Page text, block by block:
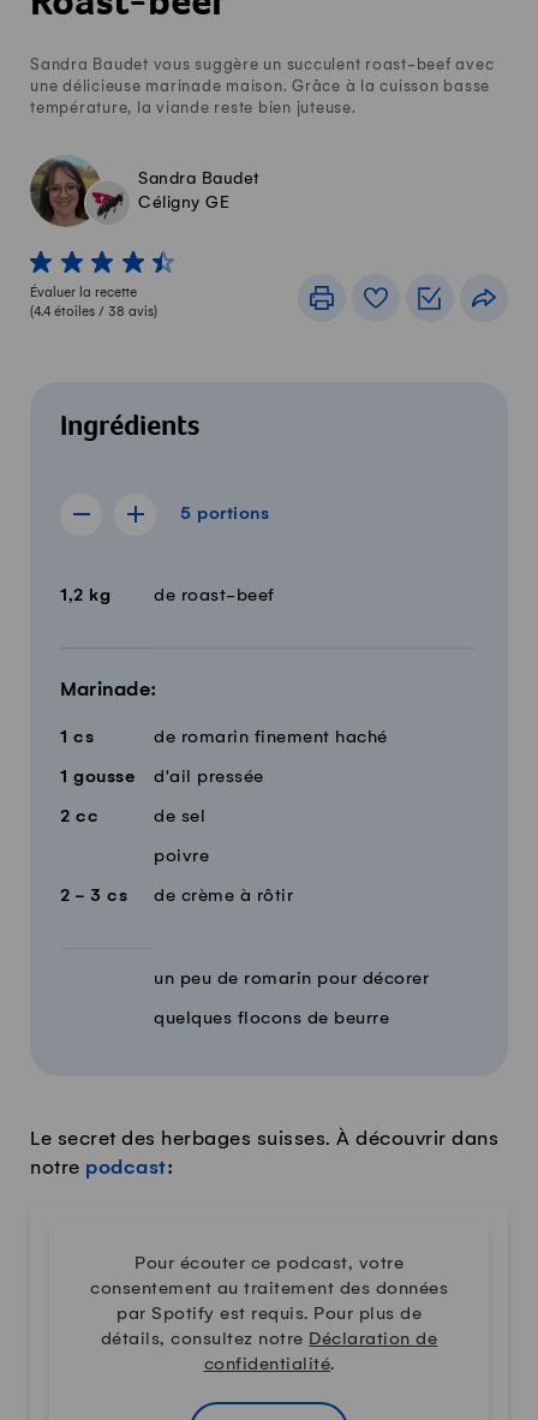
Sandra Baudet vous suggère un succulent roast-beef avec
une délicieuse marinade maison. Grâce à la cuisson basse
température, la viande reste bien juteuse.
Sandra Baudet
Céligny GE
1 von 5 étoiles
2 von 5 étoiles
3 von 5 étoiles
4 von 5 étoiles
5 von 5 étoiles
Évaluer la recette
(4.4 étoiles / 38 avis)
ImprimerLivre de recettes
Listes de
Ingrédients
5 portions
Afficher la recette de 4 portions
Afficher la recette de 6 portions
5 portions
Quantité Ingrédients
1,2 kg de roast-beef
Marinade:
1 cs de romarin finement haché
1 gousse d'ail pressée
2 cc de sel
poivre
2 - 3 cs de crème à rôtir
un peu de romarin pour décorer
quelques flocons de beurre
Le secret des herbages suisses. À découvrir dans
notre podcast:
Pour écouter ce podcast, votre
consentement au traitement des données
par Spotify est requis. Pour plus de
détails, consultez notre Déclaration de
confidentialité.